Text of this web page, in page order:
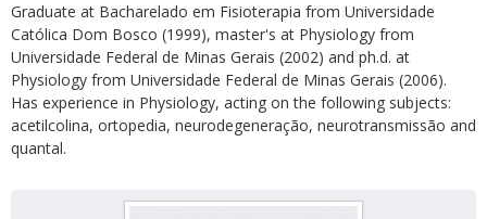
Graduate at Bacharelado em Fisioterapia from Universidade
Católica Dom Bosco (1999), master's at Physiology from
Universidade Federal de Minas Gerais (2002) and ph.d. at
Physiology from Universidade Federal de Minas Gerais (2006).
Has experience in Physiology, acting on the following subjects:
acetilcolina, ortopedia, neurodegeneração, neurotransmissão and
quantal.